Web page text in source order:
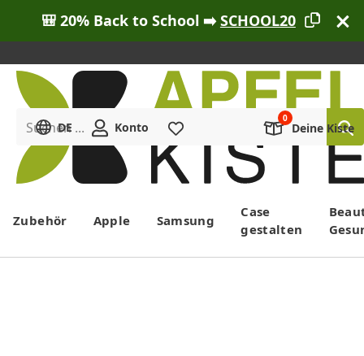
🎒 20% Back to School ➡️SCHOOL20
Menü
Suchen ...
DE Konto Deine Kiste
Zubehör Apple Samsung
Case
gestalten